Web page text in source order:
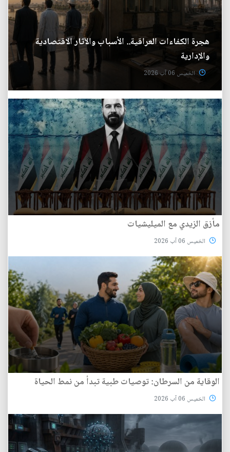
هجرة الكفاءات العراقية.. الأسباب والآثار الاقتصادية
والإدارية
الخميس 06 آب 2026
مأزق الزيدي مع الميليشيات
الخميس 06 آب 2026
الوقاية من السرطان: توصيات طبية تبدأ من نمط الحياة
الخميس 06 آب 2026